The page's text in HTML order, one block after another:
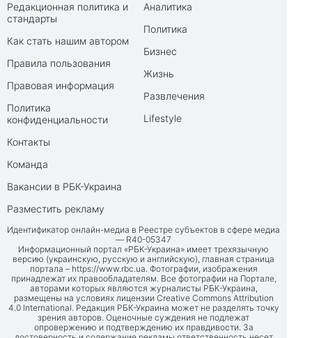
Редакционная политика и
стандарты
Как стать нашим автором
Правила пользования
Правовая информация
Политика
конфиденциальности
Контакты
Команда
Вакансии в РБК-Украина
Разместить рекламу
Аналитика
Политика
Бизнес
Жизнь
Развлечения
Lifestyle
Идентификатор онлайн-медиа в Реестре субъектов в сфере медиа
— R40-05347
Информационный портал «РБК-Украина» имеет трехязычную
версию (украинскую, русскую и английскую), главная страница
портала – https://www.rbc.ua. Фотографии, изображения
принадлежат их правообладателям. Все фотографии на Портале,
авторами которых являются журналисты РБК-Украина,
размещены на условиях лицензии Creative Commons Attribution
4.0 International. Редакция РБК-Украина может не разделять точку
зрения авторов. Оценочные суждения не подлежат
опровержению и подтверждению их правдивости. За